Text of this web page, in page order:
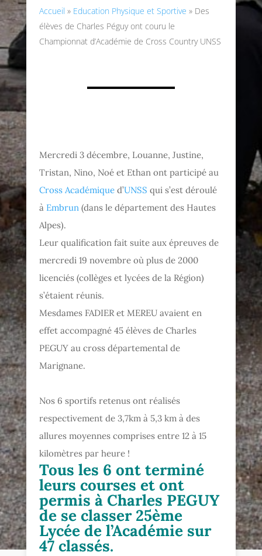
Accueil » Education Physique et Sportive » Des
élèves de Charles Péguy ont couru le
Championnat d’Académie de Cross Country UNSS
Mercredi 3 décembre, Louanne, Justine,
Tristan, Nino, Noé et Ethan ont participé au
Cross Académique d’UNSS qui s’est déroulé
à Embrun (dans le département des Hautes
Alpes).
Leur qualification fait suite aux épreuves de
mercredi 19 novembre où plus de 2000
licenciés (collèges et lycées de la Région)
s’étaient réunis.
Mesdames FADIER et MEREU avaient en
effet accompagné 45 élèves de Charles
PEGUY au cross départemental de
Marignane.
Nos 6 sportifs retenus ont réalisés
respectivement de 3,7km à 5,3 km à des
allures moyennes comprises entre 12 à 15
kilomètres par heure !
Tous les 6 ont terminé
leurs courses et ont
permis à Charles PEGUY
de se classer 25ème
Lycée de l’Académie sur
47 classés.